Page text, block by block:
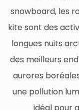
snowboard, les
kite sont des
longues nuits
des meilleurs
aurores
une pollution